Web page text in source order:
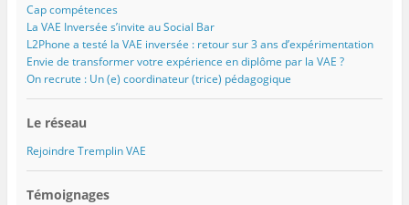
Cap compétences
La VAE Inversée s’invite au Social Bar
L2Phone a testé la VAE inversée : retour sur 3 ans d’expérimentation
Envie de transformer votre expérience en diplôme par la VAE ?
On recrute : Un (e) coordinateur (trice) pédagogique
Le réseau
Rejoindre Tremplin VAE
Témoignages